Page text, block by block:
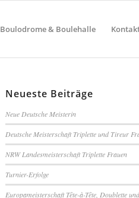
Boulodrome & Boulehalle
Neueste Beiträge
Neue Deutsche Meisterin
Deutsche Meisterschaft Triplette und Tireur
NRW Landesmeisterschaft Triplette Frauen
Turnier-Erfolge
Europameisterschaft Tête-à-Tête, Doublette